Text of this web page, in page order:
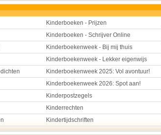
Kinderboeken - Prijzen
Kinderboeken - Schrijver Online
Kinderboekenweek - Bij mij thuis
Kinderboekenweek - Lekker eigenwijs
Kinderboekenweek 2025: Vol avontuur!
Kinderboekenweek 2026: Spot aan!
Kinderpostzegels
Kinderrechten
Kindertijdschriften